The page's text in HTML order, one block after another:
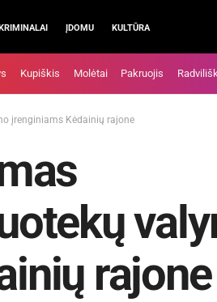
ĮDOMU KULTŪRA
Kupiškis Molėtai Pakruojis
įrenginiams Kėdainių rajone
rajone